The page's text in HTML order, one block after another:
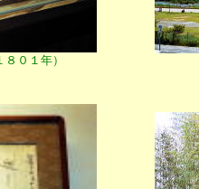
０１年）